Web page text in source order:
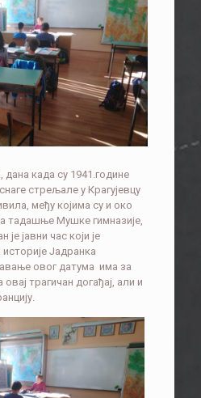
када су 1941.године
стрељале у Крагујевцу
међу којима су и око
тадашње Мушке гимназије,
јавни час који је
Јадранка
овог датума има за
трагичан догађај, али и